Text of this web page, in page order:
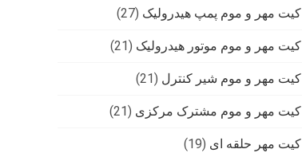
کیت مهر و موم پمپ هیدرولیک (27)
کیت مهر و موم موتور هیدرولیک (21)
کیت مهر و موم شیر کنترل (21)
کیت مهر و موم مشترک مرکزی (21)
کیت مهر حلقه ای (19)